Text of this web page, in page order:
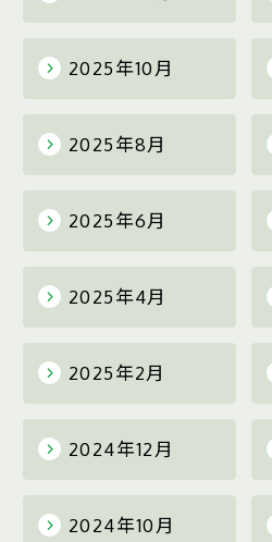
2025年10月
2025年8月
2025年6月
2025年4月
2025年2月
2024年12月
2024年10月